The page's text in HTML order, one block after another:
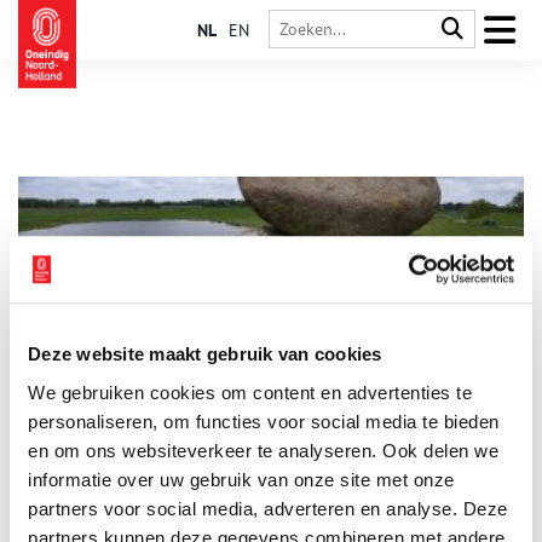
Deze website maakt gebruik van cookies
We gebruiken cookies om content en advertenties te
personaliseren, om functies voor social media te bieden
en om ons websiteverkeer te analyseren. Ook delen we
informatie over uw gebruik van onze site met onze
partners voor social media, adverteren en analyse. Deze
partners kunnen deze gegevens combineren met andere
NL EN
Er staat een handjevol mensen op de IJsselmeerdijk. Ze
luisteren aandachtig naar een toespraak. Onder hen is de
tienjarige Frank Vlaar, maar hoe langer de toespraak duurt hoe
meer afgeleid hij raakt. Hij had helemaal geen zin om op die
koude winderige dijk te staan, maar hij moest van zijn vader.
Deze staat geïnteresseerd te luisteren en merkt niet dat de
gure novemberwind af en toe de vlag die over het monument